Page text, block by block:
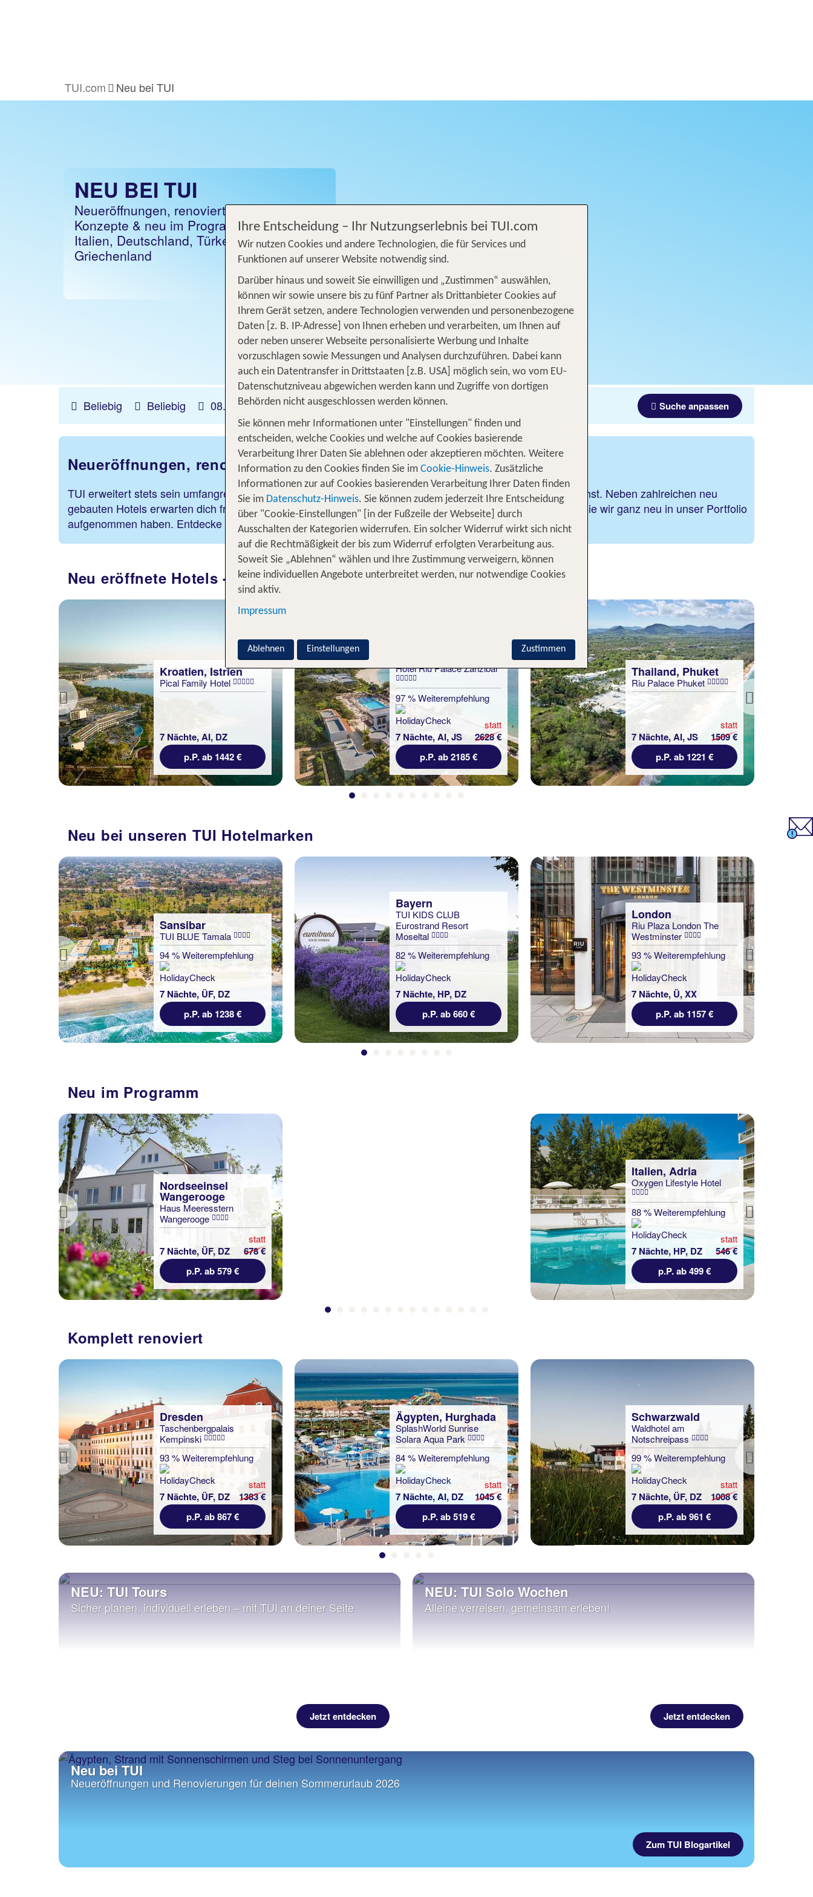
TUI.com Neu bei TUI
NEU BEI TUI
Neueröffnungen, renovierte Hotels, neue
Konzepte & neu im Programm | z.B. in
Italien, Deutschland, Türkei und
Griechenland
Beliebig Beliebig 08.08.2026 -10.09.2026 1 Woche 2 Erwachsene Suche anpassen
Neueröffnungen, renovierte Hotels und neue Häuser im TUI Programm
TUI erweitert stets sein umfangreiches Hotelportfolio um dir den Traumurlaub anzubieten, den du dir wünschst. Neben zahlreichen neu
gebauten Hotels erwarten dich frisch renovierte Häuser (Teil- sowie Komplettrenovierungen) sowie Hotels, die wir ganz neu in unser Portfolio
aufgenommen haben. Entdecke die Vielfalt von TUI und buche mit uns deinen Traumurlaub.
Neu eröffnete Hotels - Urlaub in der Nähe und Ferne
Previous
Kroatien, Istrien
Pical Family Hotel
7 Nächte, AI, DZ
p.P. ab 1442 €
Hotel Riu Palace Zanzibar
97 % Weiterempfehlung
7 Nächte, AI, JS
statt
2628 €
p.P. ab 2185 €
Thailand, Phuket
Riu Palace Phuket
7 Nächte, AI, JS
statt
1509 €
p.P. ab 1221 €
Neu bei unseren TUI Hotelmarken
Previous
Sansibar
TUI BLUE Tamala
94 % Weiterempfehlung
7 Nächte, ÜF, DZ
p.P. ab 1238 €
Bayern
TUI KIDS CLUB
Eurostrand Resort
Moseltal
82 % Weiterempfehlung
7 Nächte, HP, DZ
p.P. ab 660 €
London
Riu Plaza London The
Westminster
93 % Weiterempfehlung
7 Nächte, Ü, XX
p.P. ab 1157 €
Next
Neu im Programm
Previous
Nordseeinsel
Wangerooge
Haus Meeresstern
Wangerooge
7 Nächte, ÜF, DZ
statt
678 €
p.P. ab 579 €
Italien, Adria
Oxygen Lifestyle Hotel
88 % Weiterempfehlung
7 Nächte, HP, DZ
statt
546 €
p.P. ab 499 €
Next
Komplett renoviert
Previous
Dresden
Taschenbergpalais
Kempinski
93 % Weiterempfehlung
7 Nächte, ÜF, DZ
statt
1383 €
p.P. ab 867 €
Ägypten, Hurghada
SplashWorld Sunrise
Solara Aqua Park
84 % Weiterempfehlung
7 Nächte, AI, DZ
statt
1045 €
p.P. ab 519 €
Schwarzwald
Waldhotel am
Notschreipass
99 % Weiterempfehlung
7 Nächte, ÜF, DZ
statt
1008 €
p.P. ab 961 €
Next
NEU: TUI Tours
Sicher planen, individuell erleben – mit TUI an deiner Seite
Jetzt entdecken
NEU: TUI Solo Wochen
Alleine verreisen, gemeinsam erleben!
Jetzt entdecken
Neu bei TUI
Neueröffnungen und Renovierungen für deinen Sommerurlaub 2026
Zum TUI Blogartikel
Ihre Entscheidung – Ihr Nutzungserlebnis bei TUI.com
Wir nutzen Cookies und andere Technologien, die für Services und
Funktionen auf unserer Website notwendig sind.
Darüber hinaus und soweit Sie einwilligen und „Zustimmen“ auswählen,
können wir sowie unsere bis zu fünf Partner als Drittanbieter Cookies auf
Ihrem Gerät setzen, andere Technologien verwenden und personenbezogene
Daten [z. B. IP-Adresse] von Ihnen erheben und verarbeiten, um Ihnen auf
oder neben unserer Webseite personalisierte Werbung und Inhalte
vorzuschlagen sowie Messungen und Analysen durchzuführen. Dabei kann
auch ein Datentransfer in Drittstaaten [z.B. USA] möglich sein, wo vom EU-
Datenschutzniveau abgewichen werden kann und Zugriffe von dortigen
Behörden nicht ausgeschlossen werden können.
Sie können mehr Informationen unter "Einstellungen" finden und
entscheiden, welche Cookies und welche auf Cookies basierende
Verarbeitung Ihrer Daten Sie ablehnen oder akzeptieren möchten. Weitere
Information zu den Cookies finden Sie im Cookie-Hinweis. Zusätzliche
Informationen zur auf Cookies basierenden Verarbeitung Ihrer Daten finden
Sie im Datenschutz-Hinweis. Sie können zudem jederzeit Ihre Entscheidung
über "Cookie-Einstellungen" [in der Fußzeile der Webseite] durch
Ausschalten der Kategorien widerrufen. Ein solcher Widerruf wirkt sich nicht
auf die Rechtmäßigkeit der bis zum Widerruf erfolgten Verarbeitung aus.
Soweit Sie „Ablehnen“ wählen und Ihre Zustimmung verweigern, können
keine individuellen Angebote unterbreitet werden, nur notwendige Cookies
sind aktiv.
Impressum
Zustimmen
Ablehnen Einstellungen